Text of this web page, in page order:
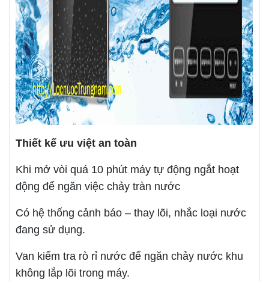
Thiết kế ưu việt an toàn
Khi mở vòi quá 10 phút máy tự động ngắt hoạt
động để ngăn việc chảy tràn nước
Có hệ thống cảnh báo – thay lõi, nhắc loại nước
đang sử dụng.
Van kiểm tra rò rỉ nước để ngăn chảy nước khu
không lắp lõi trong máy.